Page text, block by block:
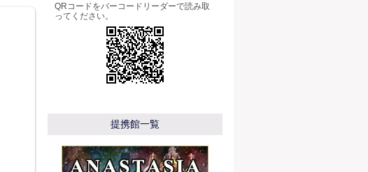
QRコードをバーコードリーダーで読み取
ってください。
提携館一覧